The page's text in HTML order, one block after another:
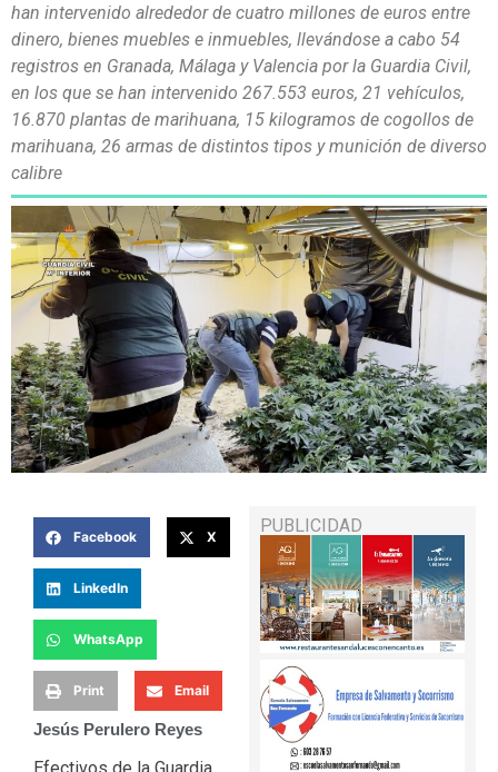
han intervenido alrededor de cuatro millones de euros entre
dinero, bienes muebles e inmuebles, llevándose a cabo 54
registros en Granada, Málaga y Valencia por la Guardia Civil,
en los que se han intervenido 267.553 euros, 21 vehículos,
16.870 plantas de marihuana, 15 kilogramos de cogollos de
marihuana, 26 armas de distintos tipos y munición de diverso
calibre
Facebook X
LinkedIn
WhatsApp
Print Email
Jesús Perulero Reyes
PUBLICIDAD